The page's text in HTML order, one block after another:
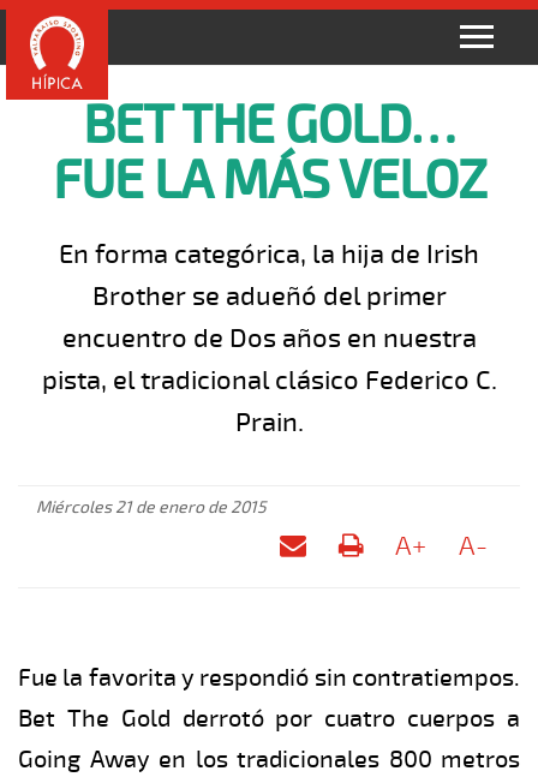
BET THE GOLD…
FUE LA MÁS VELOZ
En forma categórica, la hija de Irish
Brother se adueñó del primer
encuentro de Dos años en nuestra
pista, el tradicional clásico Federico C.
Prain.
Miércoles 21 de enero de 2015
A+ A-
Fue la favorita y respondió sin contratiempos.
Bet The Gold derrotó por cuatro cuerpos a
Going Away en los tradicionales 800 metros